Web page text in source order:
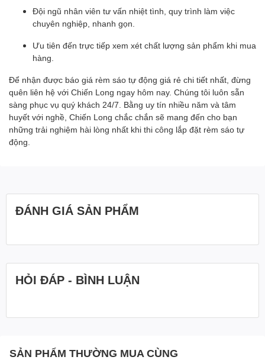
Đội ngũ nhân viên tư vấn nhiệt tình, quy trình làm việc
chuyên nghiệp, nhanh gọn.
Ưu tiên đến trực tiếp xem xét chất lượng sản phẩm khi mua
hàng.
Để nhận được báo giá rèm sáo tự động giá rẻ chi tiết nhất, đừng
quên liên hệ với Chiến Long ngay hôm nay. Chúng tôi luôn sẵn
sàng phục vụ quý khách 24/7. Bằng uy tín nhiều năm và tâm
huyết với nghề, Chiến Long chắc chắn sẽ mang đến cho bạn
những trải nghiệm hài lòng nhất khi thi công lắp đặt rèm sáo tự
động.
ĐÁNH GIÁ SẢN PHẨM
HỎI ĐÁP - BÌNH LUẬN
SẢN PHẨM THƯỜNG MUA CÙNG